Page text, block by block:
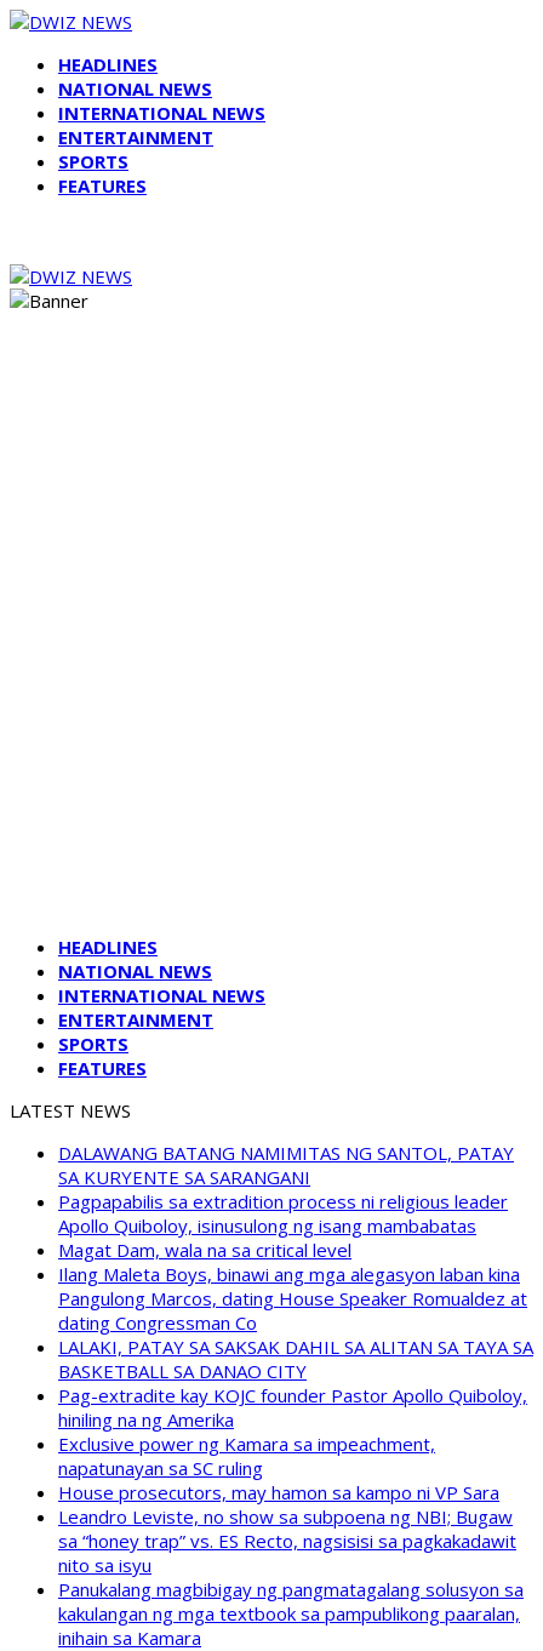
HEADLINES
NATIONAL NEWS
INTERNATIONAL NEWS
ENTERTAINMENT
SPORTS
FEATURES
HEADLINES
NATIONAL NEWS
INTERNATIONAL NEWS
ENTERTAINMENT
SPORTS
FEATURES
LATEST NEWS
DALAWANG BATANG NAMIMITAS NG SANTOL, PATAY
SA KURYENTE SA SARANGANI
Pagpapabilis sa extradition process ni religious leader
Apollo Quiboloy, isinusulong ng isang mambabatas
Magat Dam, wala na sa critical level
Ilang Maleta Boys, binawi ang mga alegasyon laban kina
Pangulong Marcos, dating House Speaker Romualdez at
dating Congressman Co
LALAKI, PATAY SA SAKSAK DAHIL SA ALITAN SA TAYA SA
BASKETBALL SA DANAO CITY
Pag-extradite kay KOJC founder Pastor Apollo Quiboloy,
hiniling na ng Amerika
Exclusive power ng Kamara sa impeachment,
napatunayan sa SC ruling
House prosecutors, may hamon sa kampo ni VP Sara
Leandro Leviste, no show sa subpoena ng NBI; Bugaw
sa “honey trap” vs. ES Recto, nagsisisi sa pagkakadawit
nito sa isyu
Panukalang magbibigay ng pangmatagalang solusyon sa
kakulangan ng mga textbook sa pampublikong paaralan,
inihain sa Kamara